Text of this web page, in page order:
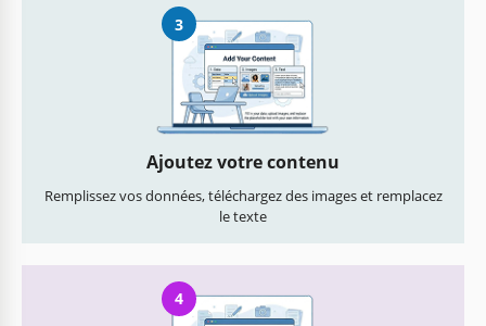
3
Ajoutez votre contenu
Remplissez vos données, téléchargez des images et remplacez
le texte
4